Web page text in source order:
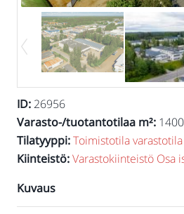
ID: 26956
Varasto-/tuotantotilaa m²:
Tilatyyppi:Toimistotilavarastotila
Kiinteistö:Varastokiinteistö Osa
Kuvaus